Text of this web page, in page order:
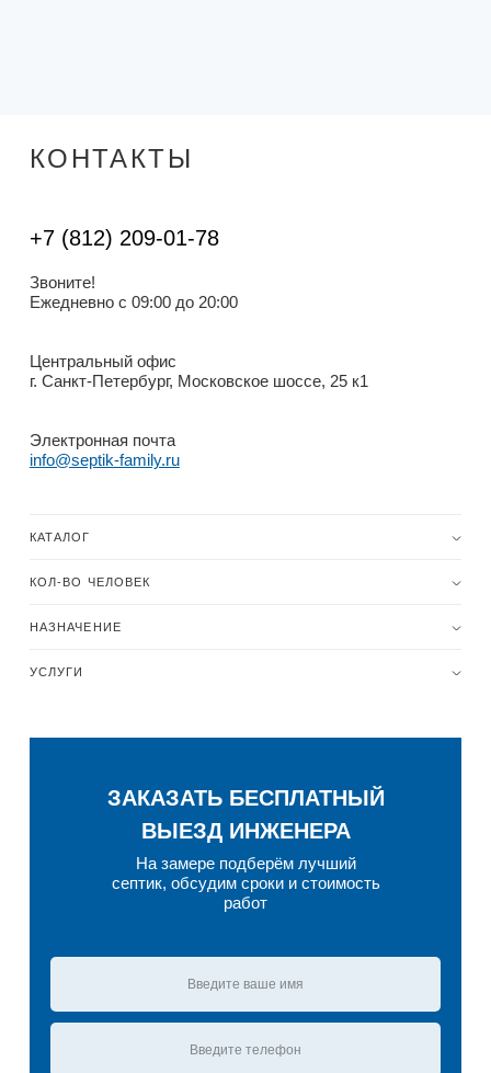
КОНТАКТЫ
+7 (812) 209-01-78
Звоните!
Ежедневно с 09:00 до 20:00
Центральный офис
г. Санкт-Петербург, Московское шоссе, 25 к1
Электронная почта
info@septik-family.ru
КАТАЛОГ
КОЛ-ВО ЧЕЛОВЕК
НАЗНАЧЕНИЕ
УСЛУГИ
ЗАКАЗАТЬ БЕСПЛАТНЫЙ
ВЫЕЗД ИНЖЕНЕРА
На замере подберём лучший
септик, обсудим сроки и стоимость
работ